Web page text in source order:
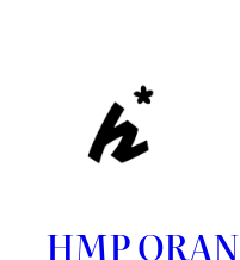
HMP ORAN